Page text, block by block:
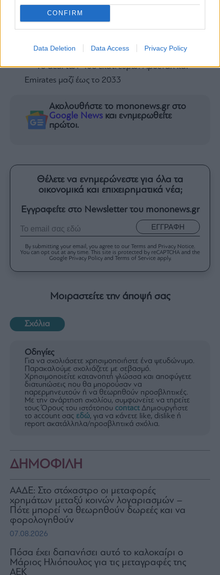
δισ. ευρώ και τιμές στόχοι έως 18,75 ευρώ
Ο Βαγγέλης Μαρινάκης έχει ξοδέψει ως
μεταγραφές του Ολυμπιακού
Emirates μαζί έως το 2033
Ακολουθήστε το mononews.gr στο
Google News και ενημερωθείτε
πρώτοι.
Θέλετε να ενημερώνεστε για όλα τα
οικονομικά και επιχειρηματικά νέα;
Εγγραφείτε στο Newsletter του mononews.gr
ΕΓΓΡΑΦΗ
By submitting your email, you agree to our Terms and Privacy Notice.
You can opt out at any time. This site is protected by reCAPTCHA and the
Google Privacy Policy and Terms of Service apply.
Μοιραστείτε την άποψή σας
Σχόλια
Οδηγίες
Για να σχολιάσετε χρησιμοποιήστε ένα ψευδώνυμο.
Παρακαλούμε σχολιάζετε με σεβασμό.
Χρησιμοποιείτε κατανοητή γλώσσα και αποφύγετε
διατυπώσεις που θα μπορούσαν να
παρερμηνευτούν ή να θεωρηθούν προσβλητικές.
Με την ανάρτηση σχολίου, συμφωνείτε να τηρείτε
τους Όρους του ιστότοπου contactΔημιουργήστε
το account σαςεδώ, για να κάνετε like, dislike ή
report ακατάλληλα/προσβλητικά σχόλια.
ΔΗΜΟΦΙΛΗ
ΑΑΔΕ: Στο στόχαστρο οι μεταφορές
χρημάτων μεταξύ κοινών λογαριασμών –
Πότε μπορεί να θεωρηθούν δωρεές και να
φορολογηθούν
07.08.2026
Πόσα έχει δαπανήσει αυτό το καλοκαίρι ο
Μάριος Ηλιόπουλος για τις μεταγραφές της
ΑΕΚ